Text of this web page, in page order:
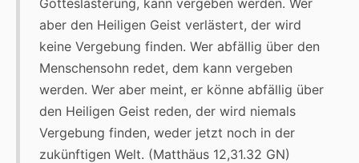
aber den Heiligen Geist verlästert, der wird
keine Vergebung finden. Wer abfällig über den
Menschensohn redet, dem kann vergeben
werden. Wer aber meint, er könne abfällig über
den Heiligen Geist reden, der wird niemals
Vergebung finden, weder jetzt noch in der
zukünftigen Welt. (Matthäus 12,31.32 GN)